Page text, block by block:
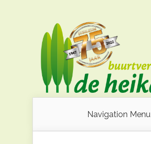
Navigation Menu